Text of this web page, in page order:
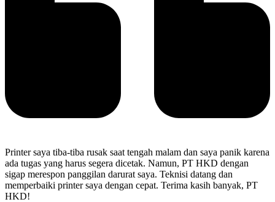
Printer saya tiba-tiba rusak saat tengah malam dan saya panik karena
ada tugas yang harus segera dicetak. Namun, PT HKD dengan
sigap merespon panggilan darurat saya. Teknisi datang dan
memperbaiki printer saya dengan cepat. Terima kasih banyak, PT
HKD!